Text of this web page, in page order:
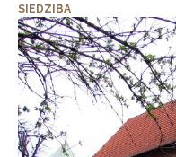
SIEDZIBA